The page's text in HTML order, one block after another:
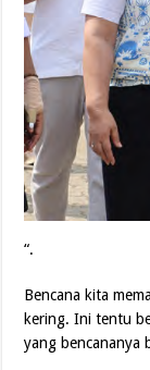
“.
Bencana kita
kering. Ini tentu
yang bencananya